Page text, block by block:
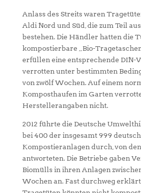
Anlass des Streits waren
Aldi Nord und Süd, die zum Teil
bestehen. Die Händler hatten die
kompostierbare „Bio-
erfüllen eine entsprechende DIN-
verrotten unter bestimmten
von zwölf Wochen. Auf einem
Komposthaufen im Garten
Herstellerangaben nicht.
2012 führte die Deutsche
bei 400 der insgesamt 999
Kompostieranlagen durch, von
antworteten. Die Betriebe gaben
Biomülls in ihren Anlagen
Wochen an. Fast durchweg